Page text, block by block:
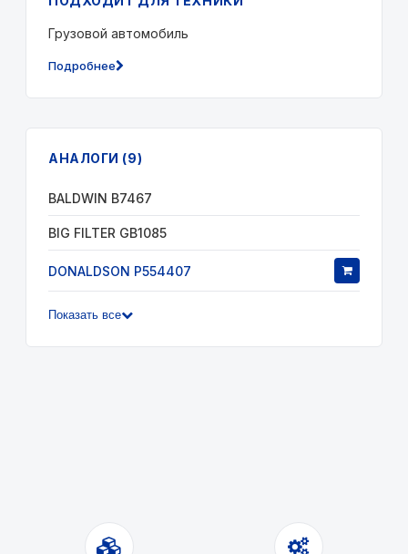
Грузовой автомобиль
Подробнее
АНАЛОГИ (9)
BALDWIN B7467
BIG FILTER GB1085
DONALDSON P554407
Показать все